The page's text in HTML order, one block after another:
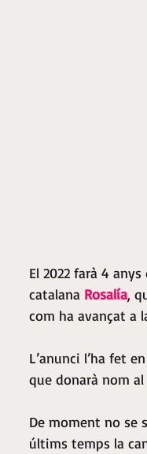
El 2022 farà 4
catalana Rosalía,
com ha avançat a
L’anunci l’ha fet
que donarà nom al
De moment no se
últims temps la